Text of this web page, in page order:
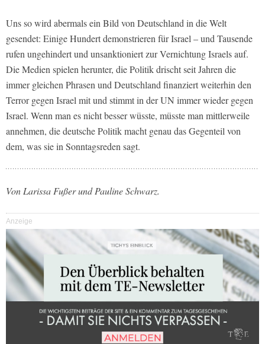
Uns so wird abermals ein Bild von Deutschland in die Welt
gesendet: Einige Hundert demonstrieren für Israel – und Tausende
rufen ungehindert und unsanktioniert zur Vernichtung Israels auf.
Die Medien spielen herunter, die Politik drischt seit Jahren die
immer gleichen Phrasen und Deutschland finanziert weiterhin den
Terror gegen Israel mit und stimmt in der UN immer wieder gegen
Israel. Wenn man es nicht besser wüsste, müsste man mittlerweile
annehmen, die deutsche Politik macht genau das Gegenteil von
dem, was sie in Sonntagsreden sagt.
Von Larissa Fußer und Pauline Schwarz.
Anzeige